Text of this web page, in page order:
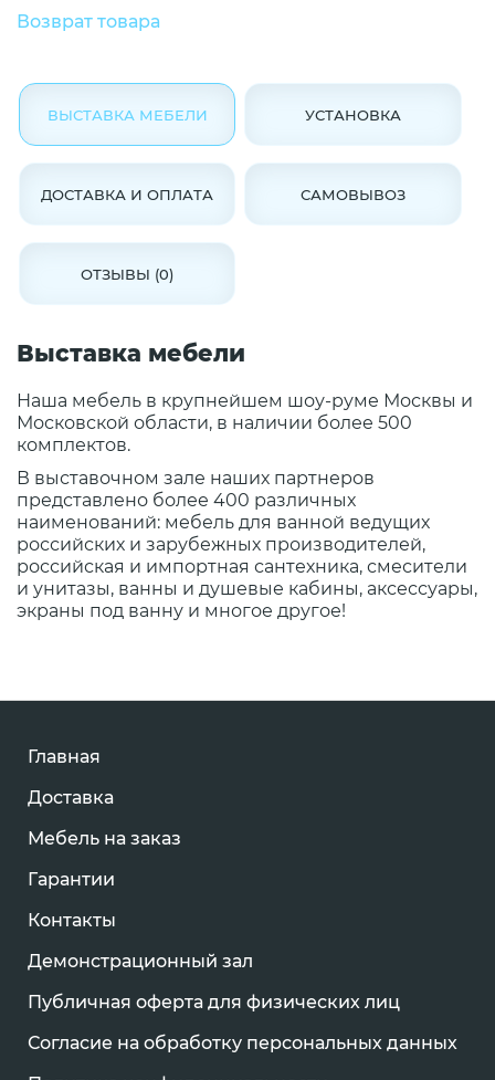
Возврат товара
ВЫСТАВКА МЕБЕЛИ УСТАНОВКА
ДОСТАВКА И ОПЛАТА САМОВЫВОЗ
ОТЗЫВЫ (0)
Выставка мебели
Наша мебель в крупнейшем шоу-руме Москвы и
Московской области, в наличии более 500
комплектов.
В выставочном зале наших партнеров
представлено более 400 различных
наименований: мебель для ванной ведущих
российских и зарубежных производителей,
российская и импортная сантехника, смесители
и унитазы, ванны и душевые кабины, аксессуары,
экраны под ванну и многое другое!
Главная
Доставка
Мебель на заказ
Гарантии
Контакты
Демонстрационный зал
Публичная оферта для физических лиц
Согласие на обработку персональных данных